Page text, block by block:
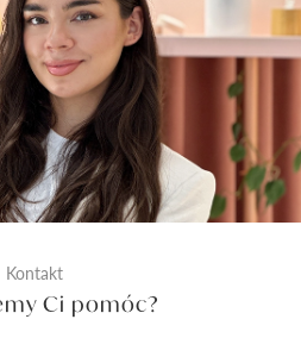
Kontakt
Ci pomóc?